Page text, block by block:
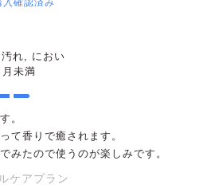
れ, におい
未満
。
て香りで癒されます。
みたので使うのが楽しみです。
ケアプラン